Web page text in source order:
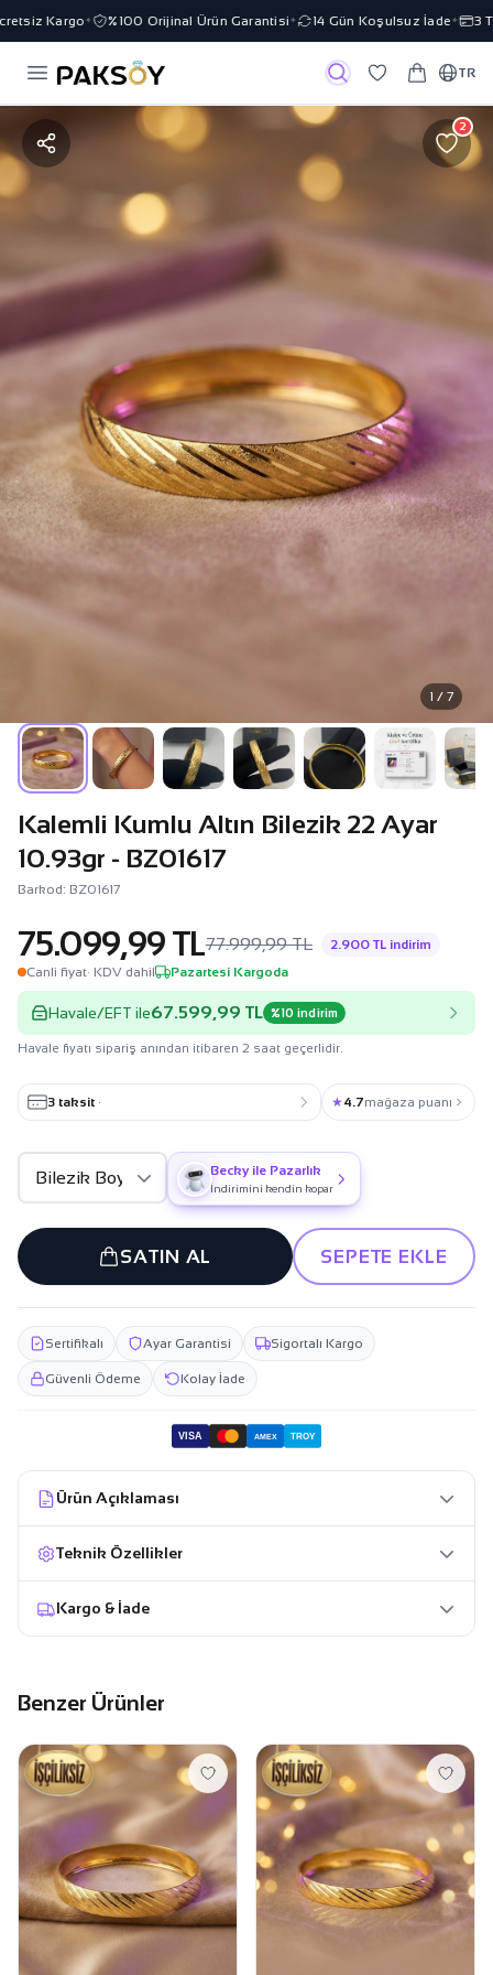
Kargo✦ %100 Orijinal Ürün Garantisi✦ 14 Gün Koşulsuz İade ✦ 3
TR
2
1 / 7
Kalemli Kumlu Altın Bilezik 22 Ayar
10.93gr - BZ01617
Barkod: BZ01617
75.099,99 TL77.999,99 TL
2.900 TL indirim
Canli fiyat· KDV dahil Pazartesi Kargoda
Havale/EFT ile67.599,99 TL %10 indirim
Havale fiyatı sipariş anından itibaren 2 saat geçerlidir.
3 taksit · ★4.7mağaza puanı
Becky ile Pazarlık
İndirimini kendin kopar
SATIN AL SEPETE EKLE
Sertifikalı Ayar Garantisi Sigortalı Kargo
Güvenli Ödeme Kolay İade
VISA AMEX TROY
Ürün Açıklaması
Teknik Özellikler
Kargo & İade
Benzer Ürünler